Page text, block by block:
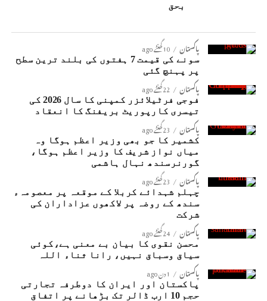
بحق
پاکستان 10 گھنٹے ago
سونے کی قیمت 7 ہفتوں کی بلند ترین سطح
پر پہنچ گئی
پاکستان 22 گھنٹے ago
فوجی فرٹیلائزر کمپنی کا سال 2026 کی
تیسری کارپوریٹ بریفنگ کا انعقاد
پاکستان 23 گھنٹے ago
کشمیر کا جو بھی وزیر اعظم ہوگا وہ
میاں نواز شریف کا وزیر اعظم ہوگا،
گورنرسندھ نہال ہاشمی
پاکستان 23 گھنٹے ago
چہلم شہدائے کربلا کے موقعہ پر معصومہء
سندھ کے روضہ پر لاکھوں عزاداران کی
شرکت
پاکستان 24 گھنٹے ago
محسن نقوی کا بیان بے معنی ہے،کوئی
سیاق وسباق نہیں، رانا ثناء اللہ
پاکستان 1 دن ago
پاکستان اور ایران کا دوطرفہ تجارتی
حجم 10 ارب ڈالر تک بڑھانے پر اتفاق